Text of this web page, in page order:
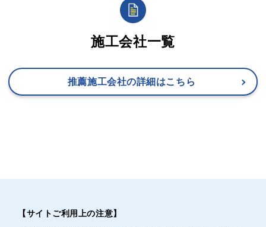
施工会社一覧
推薦施工会社の詳細はこちら
【サイトご利用上の注意】